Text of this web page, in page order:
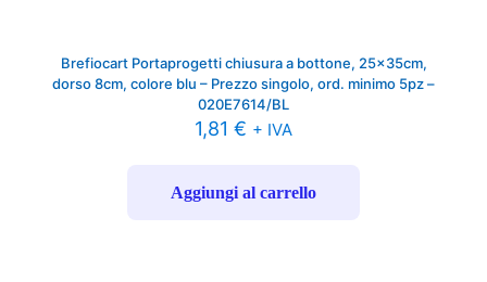
Brefiocart Portaprogetti chiusura a bottone, 25x35cm,
dorso 8cm, colore blu – Prezzo singolo, ord. minimo 5pz –
020E7614/BL
1,81 € + IVA
Aggiungi al carrello